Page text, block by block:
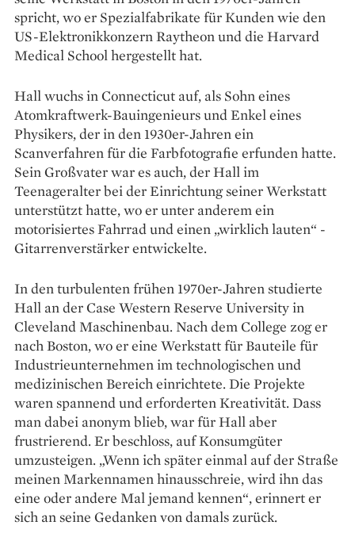
spricht, wo er Spezial­fabrikate für Kunden wie den
US-­Elektronikkonzern Raytheon und die Harvard
Medical School hergestellt hat.
Hall wuchs in Connecticut auf, als Sohn eines
Atomkraftwerk-Bauingenieurs und Enkel eines
Physikers, der in den 1930er-Jahren ein
Scanverfahren für die Farbfotografie erfunden hatte.
Sein Großvater war es auch, der Hall im
Teenageralter bei der Einrichtung seiner Werkstatt
unterstützt hatte, wo er unter anderem ein
motorisiertes Fahrrad und einen „wirklich lauten“ ­
Gitarrenverstärker entwickelte.
In den turbulenten frühen 1970er-Jahren studierte
Hall an der Case Western Reserve University in
Cleveland Maschinenbau. Nach dem College zog er
nach Boston, wo er eine Werkstatt für Bauteile für
Industrieunternehmen im technologischen und
medizinischen Bereich einrichtete. Die Projekte
waren spannend und erforderten Kreativität. Dass
man dabei anonym blieb, war für Hall aber
frustrierend. Er beschloss, auf Konsumgüter
umzusteigen. „Wenn ich später einmal auf der Straße
meinen Markennamen hinausschreie, wird ihn das
eine oder andere Mal jemand kennen“, erinnert er
sich an seine Gedanken von damals zurück.